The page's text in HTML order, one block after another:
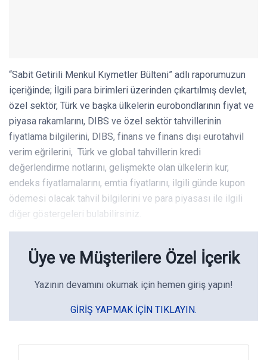
“Sabit Getirili Menkul Kıymetler Bülteni” adlı raporumuzun
içeriğinde; İlgili para birimleri üzerinden çıkartılmış devlet,
özel sektör, Türk ve başka ülkelerin eurobondlarının fiyat ve
piyasa rakamlarını, DIBS ve özel sektör tahvillerinin
fiyatlama bilgilerini, DIBS, finans ve finans dışı eurotahvil
verim eğrilerini, Türk ve global tahvillerin kredi
değerlendirme notlarını, gelişmekte olan ülkelerin kur,
endeks fiyatlamalarını, emtia fiyatlarını, ilgili günde kupon
ödemesi olacak tahvil bilgilerini ve para piyasası ile ilgili
diğer göstergeleri bulabilirsiniz.
Üye ve Müşterilere Özel İçerik
Yazının devamını okumak için hemen giriş yapın!
GIRIŞ YAPMAK IÇIN TIKLAYIN.